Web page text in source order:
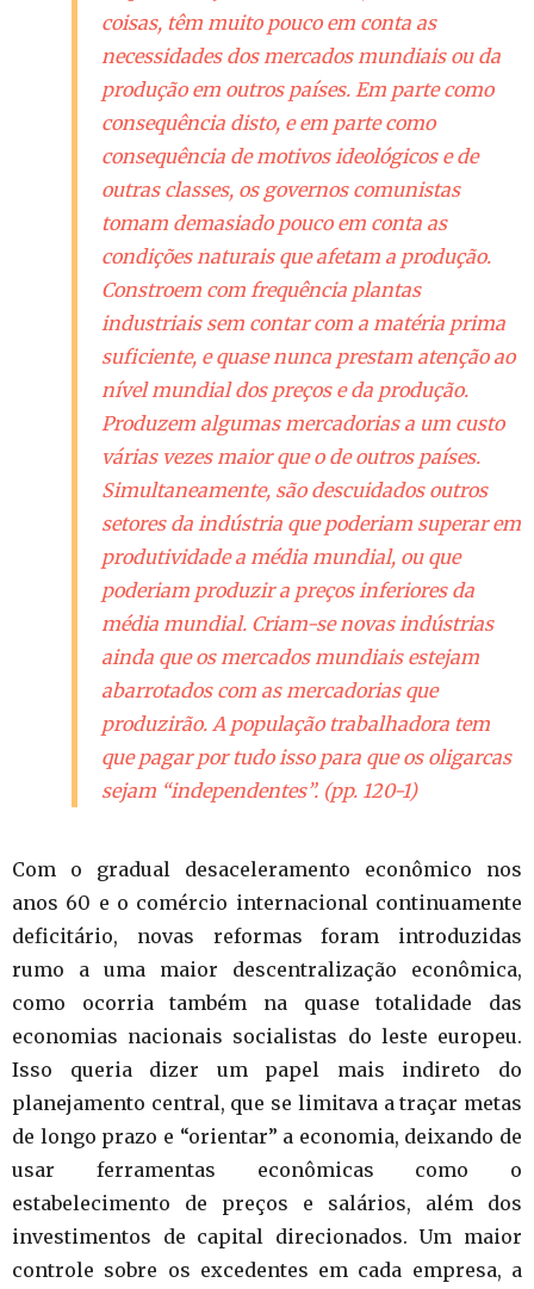
coisas, têm muito pouco em conta as
necessidades dos mercados mundiais ou da
produção em outros países. Em parte como
consequência disto, e em parte como
consequência de motivos ideológicos e de
outras classes, os governos comunistas
tomam demasiado pouco em conta as
condições naturais que afetam a produção.
Constroem com frequência plantas
industriais sem contar com a matéria prima
suficiente, e quase nunca prestam atenção ao
nível mundial dos preços e da produção.
Produzem algumas mercadorias a um custo
várias vezes maior que o de outros países.
Simultaneamente, são descuidados outros
setores da indústria que poderiam superar em
produtividade a média mundial, ou que
poderiam produzir a preços inferiores da
média mundial. Criam-se novas indústrias
ainda que os mercados mundiais estejam
abarrotados com as mercadorias que
produzirão. A população trabalhadora tem
que pagar por tudo isso para que os oligarcas
sejam “independentes”. (pp. 120-1)
Com o gradual desaceleramento econômico nos
anos 60 e o comércio internacional continuamente
deficitário, novas reformas foram introduzidas
rumo a uma maior descentralização econômica,
como ocorria também na quase totalidade das
economias nacionais socialistas do leste europeu.
Isso queria dizer um papel mais indireto do
planejamento central, que se limitava a traçar metas
de longo prazo e “orientar” a economia, deixando de
usar ferramentas econômicas como o
estabelecimento de preços e salários, além dos
investimentos de capital direcionados. Um maior
controle sobre os excedentes em cada empresa, a